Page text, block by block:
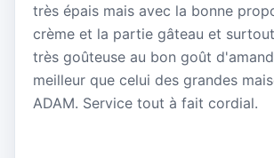
très épais mais avec la bonne
crème et la partie gâteau et
très goûteuse au bon goût
meilleur que celui des grandes
ADAM. Service tout à fait cordial.